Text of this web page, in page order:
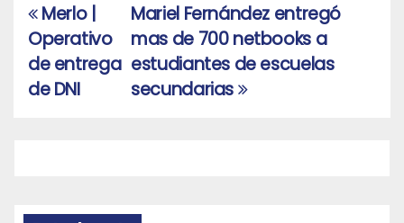
Navegación
de
entradas
Mariel Fernández entregó
mas de 700 netbooks a
estudiantes de escuelas
secundarias
Merlo |
Operativo
de entrega
de DNI